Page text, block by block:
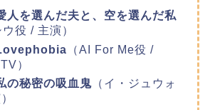
人を選んだ夫と、空を選んだ私
ウ役 / 主演）
（AI For Me役 /
）
の秘密の吸血鬼 （イ・ジュウォ